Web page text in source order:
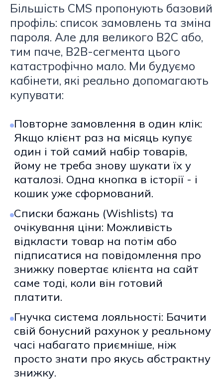
Більшість CMS пропонують базовий
профіль: список замовлень та зміна
пароля. Але для великого B2C або,
тим паче, B2B-сегмента цього
катастрофічно мало. Ми будуємо
кабінети, які реально допомагають
купувати:
Повторне замовлення в один клік:
Якщо клієнт раз на місяць купує
один і той самий набір товарів,
йому не треба знову шукати їх у
каталозі. Одна кнопка в історії - і
кошик уже сформований.
Списки бажань (Wishlists) та
очікування ціни: Можливість
відкласти товар на потім або
підписатися на повідомлення про
знижку повертає клієнта на сайт
саме тоді, коли він готовий
платити.
Гнучка система лояльності: Бачити
свій бонусний рахунок у реальному
часі набагато приємніше, ніж
просто знати про якусь абстрактну
знижку.